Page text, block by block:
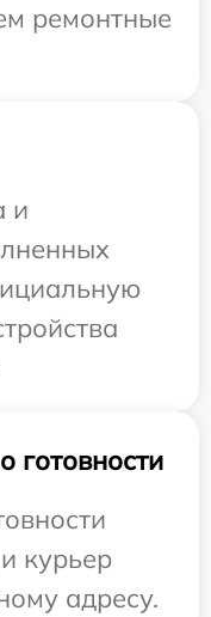
ремонтные
и
готовности
курьер
адресу.